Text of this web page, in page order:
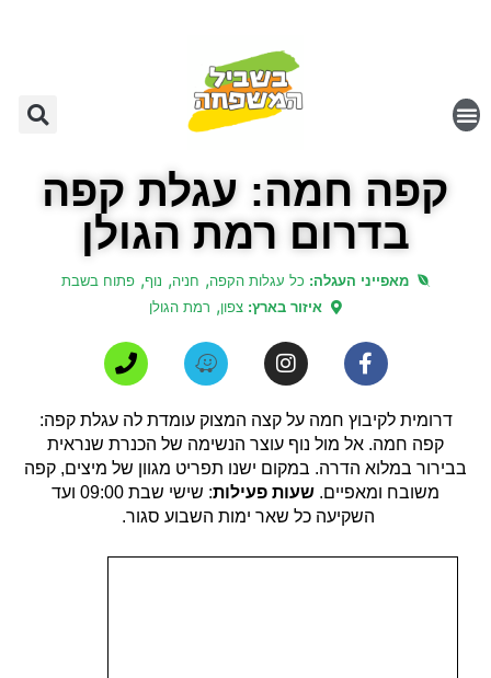
קפה חמה: עגלת קפה
בדרום רמת הגולן
מאפייני העגלה: כל עגלות הקפה, חניה, נוף, פתוח בשבת
איזור בארץ: צפון, רמת הגולן
דרומית לקיבוץ חמה על קצה המצוק עומדת לה עגלת קפה:
קפה חמה. אל מול נוף עוצר הנשימה של הכנרת שנראית
בבירור במלוא הדרה. במקום ישנו תפריט מגוון של מיצים, קפה
משובח ומאפיים. שעות פעילות
: שישי שבת 09:00 ועד
השקיעה כל שאר ימות השבוע סגור.